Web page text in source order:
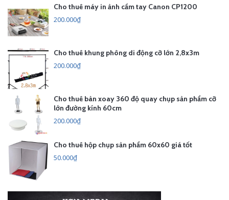
Cho thuê máy in ảnh cầm tay Canon CP1200
200.000₫
Cho thuê khung phông di động cỡ lớn 2,8x3m
200.000₫
Cho thuê bàn xoay 360 độ quay chụp sản phẩm cỡ
lớn đường kính 60cm
200.000₫
Cho thuê hộp chụp sản phẩm 60x60 giá tốt
50.000₫